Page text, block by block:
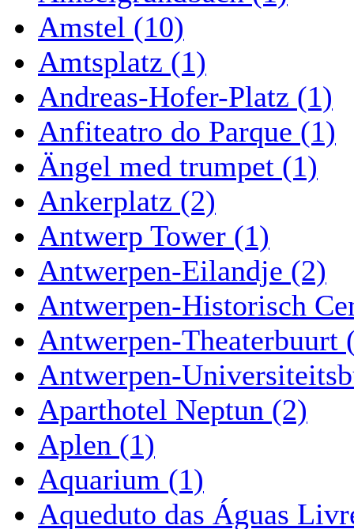
Amstel (10)
Amtsplatz (1)
Andreas-Hofer-Platz (1)
Anfiteatro do Parque (1)
Ängel med trumpet (1)
Ankerplatz (2)
Antwerp Tower (1)
Antwerpen-Eilandje (2)
Antwerpen-Historisch
Antwerpen-Theaterbuurt
Antwerpen-
Aparthotel Neptun (2)
Aplen (1)
Aquarium (1)
Aqueduto das Águas